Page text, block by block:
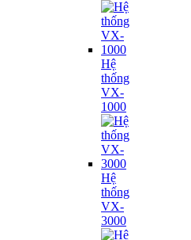
Hệ
thống
VX-
1000
Hệ
thống
VX-
3000